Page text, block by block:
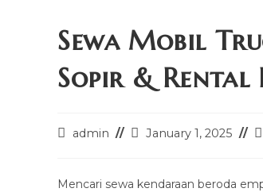
Sewa Mobil
Sopir & Rental
Postadmin
PostJanuary 1, 2025
Mencari sewa kendaraan beroda